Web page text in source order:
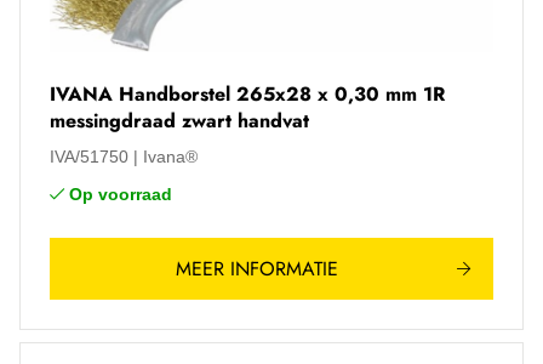
IVANA Handborstel 265x28 x 0,30 mm 1R
messingdraad zwart handvat
IVA/51750
Ivana®
Op voorraad
MEER INFORMATIE